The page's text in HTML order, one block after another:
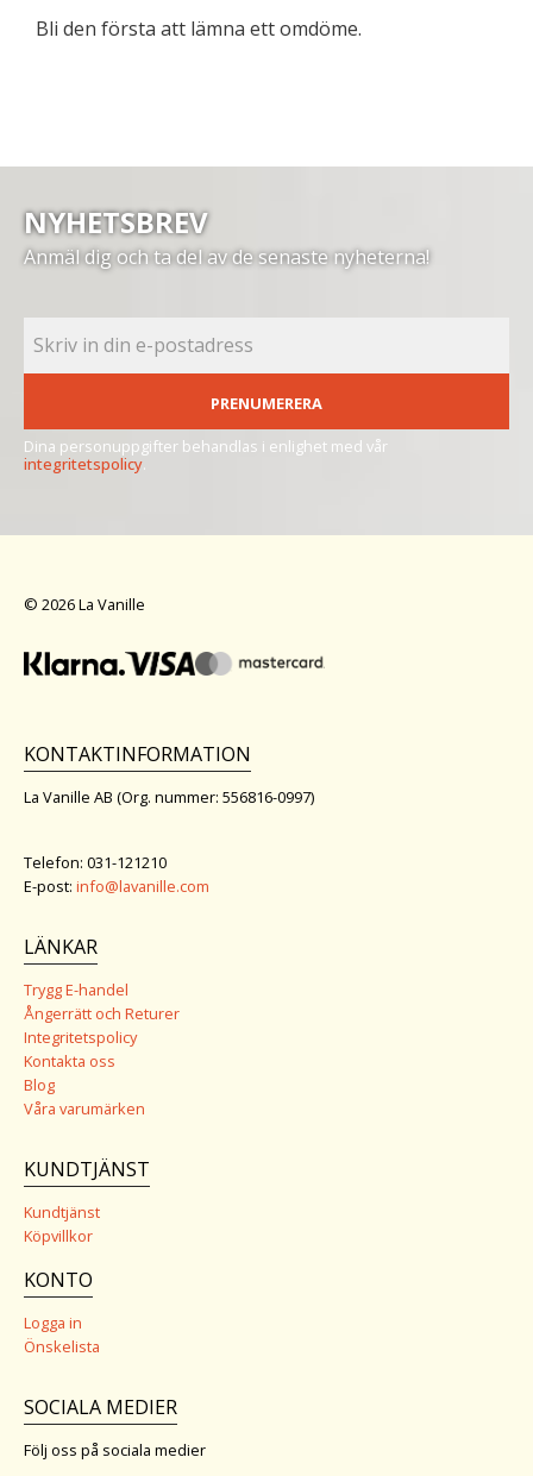
Bli den första att lämna ett omdöme.
NYHETSBREV
Anmäl dig och ta del av de senaste nyheterna!
PRENUMERERA
Dina personuppgifter behandlas i enlighet med vår
integritetspolicy.
© 2026 La Vanille
KONTAKTINFORMATION
La Vanille AB (Org. nummer: 556816-0997)
Telefon: 031-121210
E-post: info@lavanille.com
LÄNKAR
Trygg E-handel
Ångerrätt och Returer
Integritetspolicy
Kontakta oss
Blog
Våra varumärken
KUNDTJÄNST
Kundtjänst
Köpvillkor
KONTO
Logga in
Önskelista
SOCIALA MEDIER
Följ oss på sociala medier